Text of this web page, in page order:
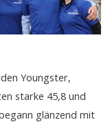
Youngster,
starke 45,8 und
glänzend mit